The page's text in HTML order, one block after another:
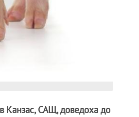
Канзас, САЩ, доведоха до